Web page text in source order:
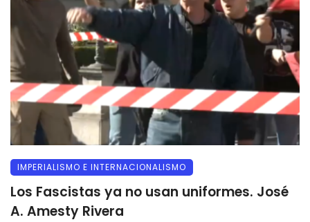
IMPERIALISMO E INTERNACIONALISMO
Los Fascistas ya no usan uniformes. José
A. Amesty Rivera